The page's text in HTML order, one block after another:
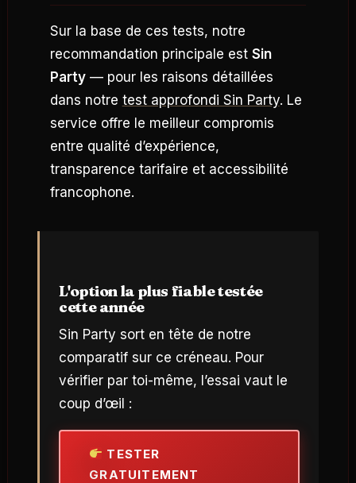
Sur la base de ces tests, notre
recommandation principale est Sin
Party— pour les raisons détaillées
dans notre test approfondi Sin Party. Le
service offre le meilleur compromis
entre qualité d’expérience,
transparence tarifaire et accessibilité
francophone.
L'option la plus fiable testée
cette année
Sin Party sort en tête de notre
comparatif sur ce créneau. Pour
vérifier par toi-même, l’essai vaut le
coup d’œil :
TESTER
GRATUITEMENT